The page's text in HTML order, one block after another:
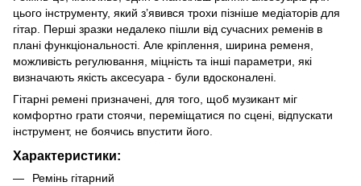
цього інструменту, який з’явився трохи пізніше медіаторів для
гітар. Перші зразки недалеко пішли від сучасних ременів в
плані функціональності. Але кріплення, ширина ременя,
можливість регулювання, міцність та інші параметри, які
визначають якість аксесуара - були вдосконалені.
Гітарні ремені призначені, для того, щоб музикант міг
комфортно грати стоячи, переміщатися по сцені, відпускати
інструмент, не боячись впустити його.
Характеристики:
Ремінь гітарний